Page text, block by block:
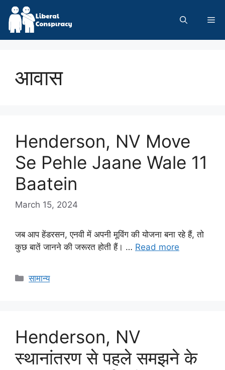
Skip
content
आवास
Henderson, NV Move
Se Pehle Jaane Wale 11
Baatein
March 15, 2024
जब आप हेंडरसन, एनवी में अपनी मूविंग की योजना बना रहे हैं, तो
कुछ बातें जानने की जरूरत होती हैं। … Read more
Categories
सामान्य
Henderson, NV
स्थानांतरण से पहले समझने के